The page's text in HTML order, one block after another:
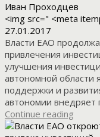
Иван Проходцев
<img src=" <meta
27.01.2017
Власти ЕАО
привлечения
улучшения
автономной области
поддержки и
автономии внедряет
Continue reading